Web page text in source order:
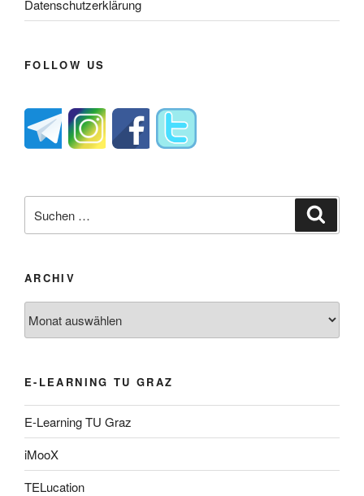
Datenschutzerklärung
FOLLOW US
nach:
ARCHIV
E-LEARNING TU GRAZ
E-Learning TU Graz
iMooX
TELucation